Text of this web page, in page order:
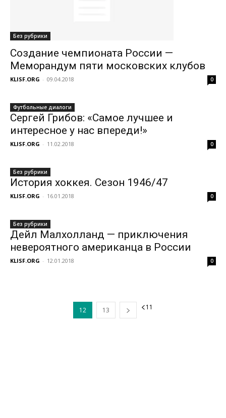
Без рубрики
Создание чемпионата России —
Меморандум пяти московских клубов
KLISF.ORG - 09.04.2018 0
Футбольные диалоги
Сергей Грибов: «Самое лучшее и
интересное у нас впереди!»
KLISF.ORG - 11.02.2018 0
Без рубрики
История хоккея. Сезон 1946/47
KLISF.ORG - 16.01.2018 0
Без рубрики
Дейл Малхолланд — приключения
невероятного американца в России
KLISF.ORG - 12.01.2018 0
11
12 13